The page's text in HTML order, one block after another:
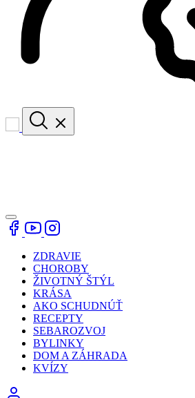
ZDRAVIE
CHOROBY
ŽIVOTNÝ ŠTÝL
KRÁSA
AKO SCHUDNÚŤ
RECEPTY
SEBAROZVOJ
BYLINKY
DOM A ZÁHRADA
KVÍZY